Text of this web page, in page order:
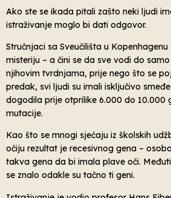
Ako ste se ikada pitali zašto neki ljudi
istraživanje moglo bi dati odgovor.
Stručnjaci sa Sveučilišta u
misteriju – a čini se da sve vodi do
njihovim tvrdnjama, prije nego što se
predak, svi ljudi su imali isključivo
dogodila prije otprilike 6.000 do 10.000
mutacije.
Kao što se mnogi sjećaju iz školskih
očiju rezultat je recesivnog gena –
takva gena da bi imala plave oči.
se znalo odakle su tačno ti geni.